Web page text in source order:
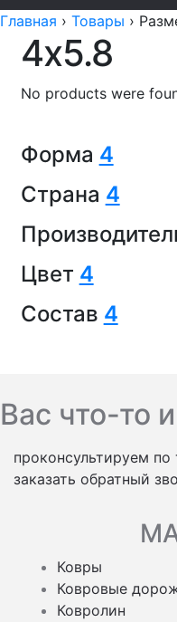
Главная › Товары ›
4x5.8
No products were
Форма 4
Страна 4
Цвет 4
Состав 4
Вас что-то
проконсультируем по
заказать обратный
Ковры
Ковровые
Ковролин